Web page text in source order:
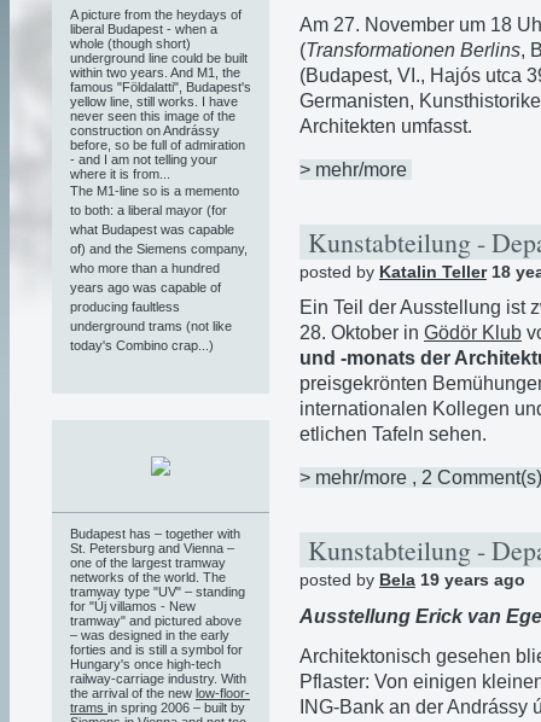
Am 27. November um 18
(Transformationen Berlins,
(Budapest, VI., Hajós utca
Germanisten,
Architekten umfasst.
> mehr/more
Kunstabteilung -
posted by Katalin Teller18
Ein Teil der Ausstellung ist
28. Oktober in Gödör Klub
und -monats der
preisgekrönten
internationalen Kollegen
etlichen Tafeln sehen.
> mehr/more , 2 Comment(s)
Kunstabteilung -
posted by Bela 19 years ago
Ausstellung Erick van
Architektonisch gesehen
Pflaster: Von einigen
ING-Bank an der
A picture from the heydays of
liberal Budapest - when a
whole (though short)
underground line could be built
within two years. And M1, the
famous "Földalatti", Budapest's
yellow line, still works. I have
never seen this image of the
construction on Andrássy
before, so be full of admiration
- and I am not telling your
where it is from...
The M1-line so is a memento
to both: a liberal mayor (for
what Budapest was capable
of) and the Siemens company,
who more than a hundred
years ago was capable of
producing faultless
underground trams (not like
today's Combino crap...)
Budapest has – together with
St. Petersburg and Vienna –
one of the largest tramway
networks of the world. The
tramway type "UV" – standing
for "Új villamos - New
tramway" and pictured above
– was designed in the early
forties and is still a symbol for
Hungary's once high-tech
railway-carriage industry. With
the arrival of the new low-floor-
trams in spring 2006 – built by